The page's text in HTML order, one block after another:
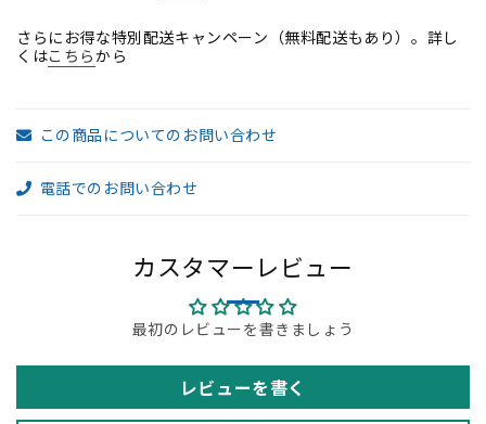
サ
ポ
ト
2019
製
具】
サ
2019
製
オ
ィ
具】
さらにお得な特別配送キャンペーン（無料配送もあり）。詳し
くはこちらから
この商品についてのお問い合わせ
電話でのお問い合わせ
カスタマーレビュー
最初のレビューを書きましょう
レビューを書く